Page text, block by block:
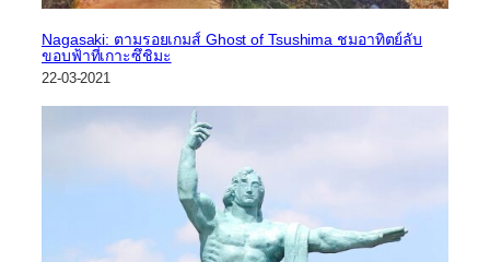
Nagasaki: ตามรอยเกมส์ Ghost of Tsushima ชมอาทิตย์ลับ
ขอบฟ้าที่เกาะซึชิมะ
22-03-2021